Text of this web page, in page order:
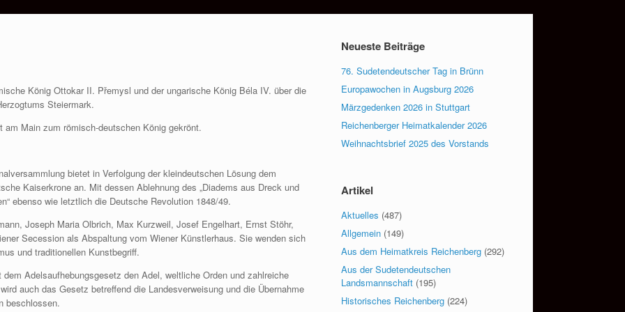
König Ottokar II. Přemysl und der ungarische König Béla IV. über die
Steiermark.
Main zum römisch-deutschen König gekrönt.
bietet in Verfolgung der kleindeutschen Lösung dem
Kaiserkrone an. Mit dessen Ablehnung des „Diadems aus Dreck und
ebenso wie letztlich die Deutsche Revolution 1848/49.
Joseph Maria Olbrich, Max Kurzweil, Josef Engelhart, Ernst Stöhr,
Secession als Abspaltung vom Wiener Künstlerhaus. Sie wenden sich
und traditionellen Kunstbegriff.
Adelsaufhebungsgesetz den Adel, weltliche Orden und zahlreiche
auch das Gesetz betreffend die Landesverweisung und die Übernahme
beschlossen.
Neueste Beiträge
76. Sudetendeutscher Tag in Brünn
Europawochen in Augsburg 2026
Märzgedenken 2026 in Stuttgart
Reichenberger Heimatkalender 2026
Weihnachtsbrief 2025 des Vorstands
Artikel
Aktuelles (487)
Allgemein (149)
Aus dem Heimatkreis Reichenberg (292)
Aus der Sudetendeutschen
Landsmannschaft (195)
Historisches Reichenberg (224)